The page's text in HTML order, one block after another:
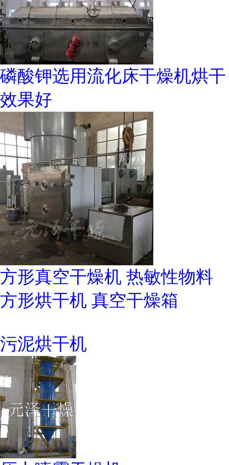
磷酸钾选用流化床干燥机烘干
效果好
方形真空干燥机 热敏性物料
方形烘干机 真空干燥箱
污泥烘干机